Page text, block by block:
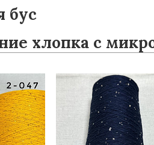
бус
хлопка с